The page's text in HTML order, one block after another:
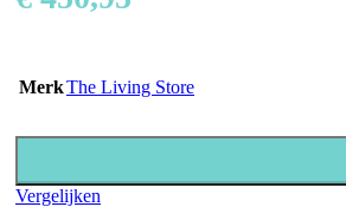
MerkThe Living Store
Vergelijken